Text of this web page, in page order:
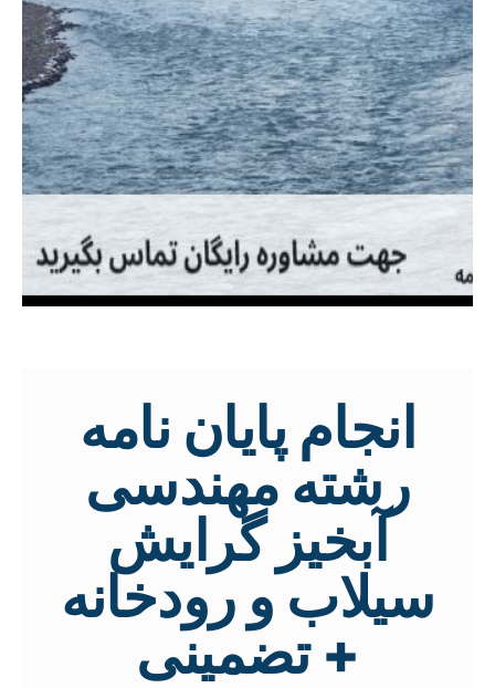
انجام پایان نامه
رشته مهندسی
آبخیز گرایش
سیلاب و رودخانه
+ تضمینی